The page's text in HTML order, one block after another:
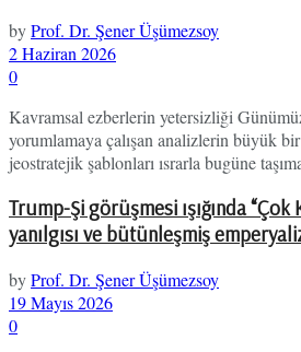
byProf. Dr. Şener Üşümezsoy
2 Haziran 2026
0
Kavramsal ezberlerin yetersizliği
yorumlamaya çalışan analizlerin büyük bir
jeostratejik şablonları ısrarla bugüne
Trump-Şi görüşmesi ışığında
yanılgısı ve bütünleşmiş
byProf. Dr. Şener Üşümezsoy
19 Mayıs 2026
0